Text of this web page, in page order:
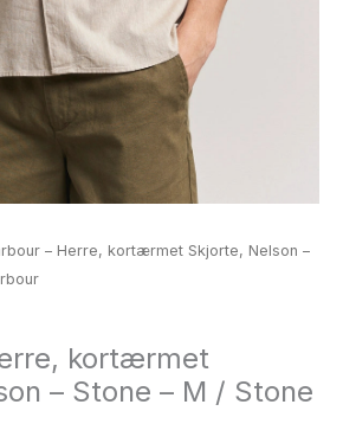
– Herre, kortærmet Skjorte, Nelson –
kortærmet
– Stone – M / Stone